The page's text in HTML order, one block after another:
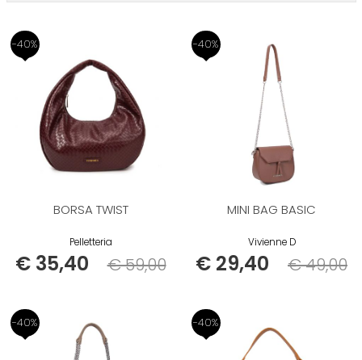
-40%
BORSA TWIST
Pelletteria
€ 35,40 Listino
€ 59,00
-40%
MINI BAG BASIC
Vivienne D
€ 29,40 Listino
€ 49,00
-40% -40%